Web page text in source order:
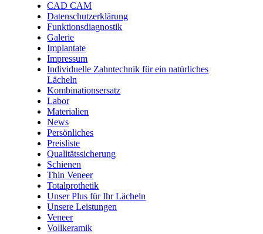
CAD CAM
Datenschutzerklärung
Funktionsdiagnostik
Galerie
Implantate
Impressum
Individuelle Zahntechnik für ein natürliches
Lächeln
Kombinationsersatz
Labor
Materialien
News
Persönliches
Preisliste
Qualitätssicherung
Schienen
Thin Veneer
Totalprothetik
Unser Plus für Ihr Lächeln
Unsere Leistungen
Veneer
Vollkeramik